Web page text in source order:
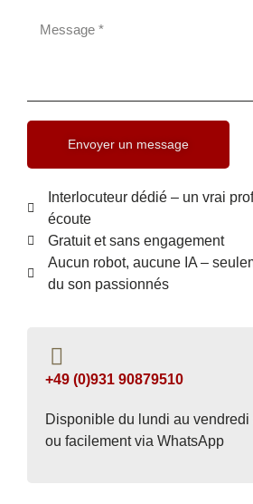
Envoyer un message
Interlocuteur dédié – un vrai
écoute
Gratuit et sans engagement
Aucun robot, aucune IA –
du son passionnés
+49 (0)931 90879510
Disponible du lundi au vendredi
ou facilement via WhatsApp